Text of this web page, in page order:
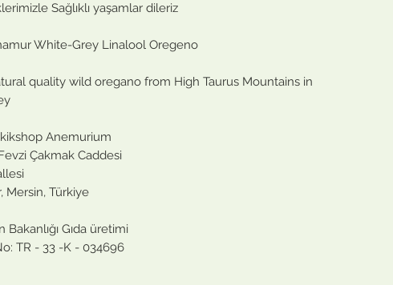
Sağlıklı yaşamlar dileriz
White-Grey Linalool Oregeno
quality wild oregano from High Taurus Mountains in
Anemurium
Çakmak Caddesi
Mersin, Türkiye
Bakanlığı Gıda üretimi
TR - 33 -K - 034696